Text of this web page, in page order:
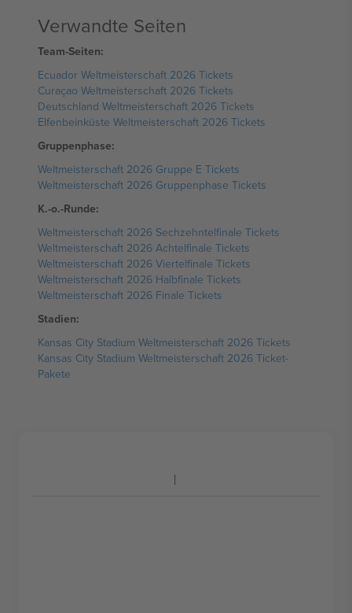
Verwandte Seiten
Team-Seiten:
Ecuador Weltmeisterschaft 2026 Tickets
Curaçao Weltmeisterschaft 2026 Tickets
Deutschland Weltmeisterschaft 2026 Tickets
Elfenbeinküste Weltmeisterschaft 2026 Tickets
Gruppenphase:
Weltmeisterschaft 2026 Gruppe E Tickets
Weltmeisterschaft 2026 Gruppenphase Tickets
K.-o.-Runde:
Weltmeisterschaft 2026 Sechzehntelfinale Tickets
Weltmeisterschaft 2026 Achtelfinale Tickets
Weltmeisterschaft 2026 Viertelfinale Tickets
Weltmeisterschaft 2026 Halbfinale Tickets
Weltmeisterschaft 2026 Finale Tickets
Stadien:
Kansas City Stadium Weltmeisterschaft 2026 Tickets
Kansas City Stadium Weltmeisterschaft 2026 Ticket-
Pakete